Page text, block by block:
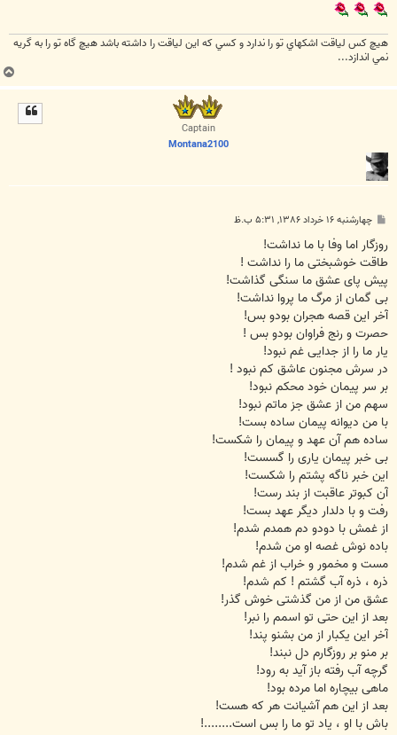
هيچ كس لياقت اشكهاي تو را ندارد و كسي كه اين لياقت را داشته باشد هيچ گاه تو را به گريه
نمي اندازد...
ب
ا
Captain
Montana2100
پ
ت
چهارشنبه ۱۶ خرداد ۱۳۸۶, ۵:۳۱ ب.ظ
روزگار اما وفا با ما نداشت!
طاقت خوشبختی ما را نداشت !
پیش پای عشق ما سنگی گذاشت!
بی گمان از مرگ ما پروا نداشت!
آخر این قصه هجران بودو بس!
حصرت و رنج فراوان بودو بس !
یار ما را از جدایی غم نبود!
در سرش مجنون عاشق کم نبود !
بر سر پیمان خود محکم نبود!
سهم من از عشق جز ماتم نبود!
با من دیوانه پیمان ساده بست!
ساده هم آن عهد و پیمان را شکست!
بی خبر پیمان یاری را گسست!
این خبر ناگه پشتم را شکست!
آن کبوتر عاقبت از بند رست!
رفت و با دلدار دیگر عهد بست!
از غمش با دودو دم همدم شدم!
باده نوش غصه او من شدم!
مست و مخمور و خراب از غم شدم!
ذره ، ذره آب گشتم ! کم شدم!
عشق من از من گذشتی خوش گذر!
بعد از این حتی تو اسمم را نبر!
آخر این یکبار از من بشنو پند!
بر منو بر روزگارم دل نبند!
گرچه آب رفته باز آید به رود!
ماهی بیچاره اما مرده بود!
بعد از این هم آشیانت هر که هست!
باش با او ، یاد تو ما را بس است........!